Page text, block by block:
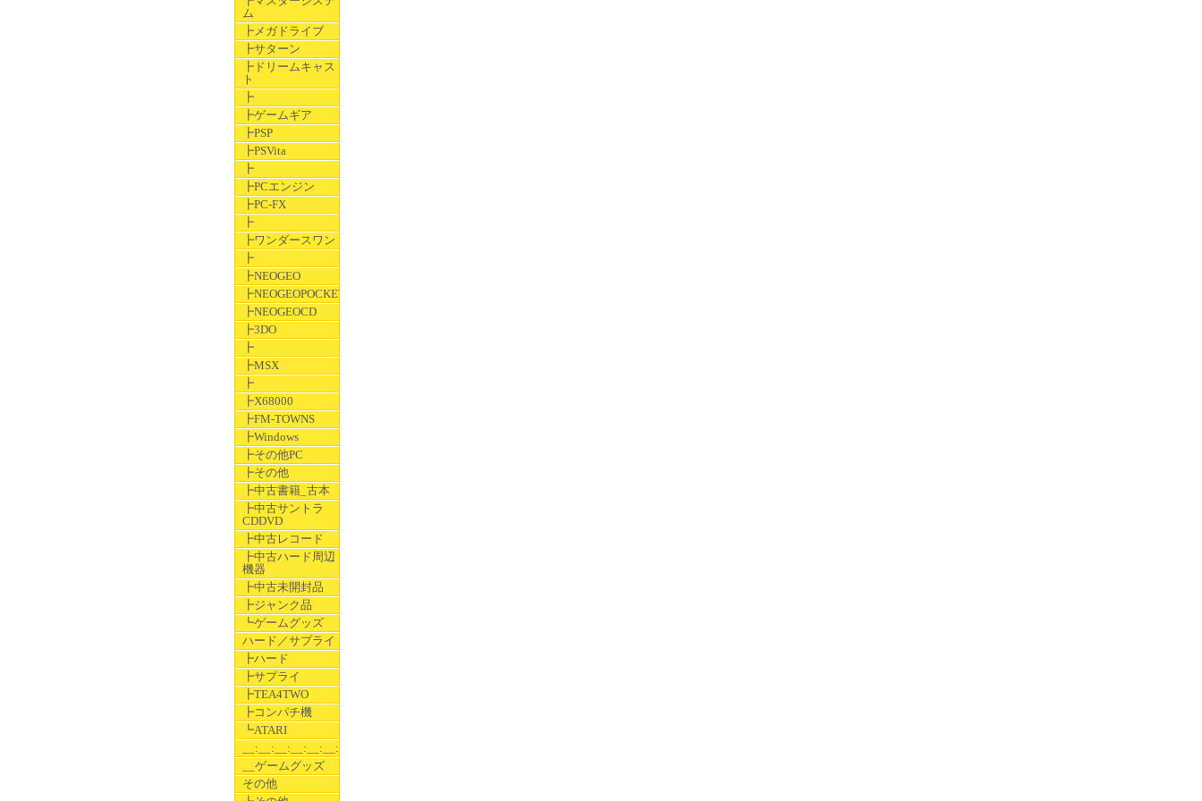
ム
┣メガドライブ
┣サターン
┣ドリームキャス
ト
┣
┣ゲームギア
┣PSP
┣PSVita
┣
┣PCエンジン
┣PC-FX
┣
┣ワンダースワン
┣
┣NEOGEO
┣NEOGEOPOCKET
┣NEOGEOCD
┣3DO
┣
┣MSX
┣
┣X68000
┣FM-TOWNS
┣Windows
┣その他PC
┣その他
┣中古書籍_古本
┣中古サントラ
CDDVD
┣中古レコード
┣中古ハード周辺
機器
┣中古未開封品
┣ジャンク品
┗ゲームグッズ
ハード／サプライ
┣ハード
┣サプライ
┣TEA4TWO
┣コンパチ機
┗ATARI
__:__:__:__:__:__:__
__ゲームグッズ
その他